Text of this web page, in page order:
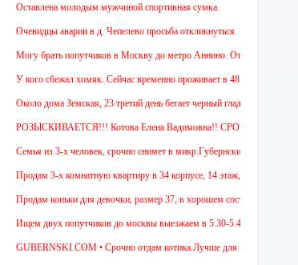
Оставлена молодым мужчиной спортивная сумка.
Очевидцы аварии в д. Чепелево просьба откликнуться.
Могу брать попутчиков в Москву до метро Аннино. Отъезд 6.45 от
У кого сбежал хомяк. Сейчас временно проживает в 48 квартире (9
Около дома Земская, 23 третий день бегает черный гладкошерстый
РОЗЫСКИВАЕТСЯ!!! Котова Елена Вадимовна!! СРОЧНО
Семья из 3-х человек, срочно снимет в микр.Губернский 1 или 2-х
Продам 3-х комнатную квартиру в 34 корпусе, 14 этаж, общ. пл. 88 м.
Продам коньки для девочки, размер 37, в хорошем состоянии.
Ищем двух попутчиков до москвы выезжаем в 5.30-5.45 и обратно в
GUBERNSKI.COM • Срочно отдам котика.Лучше для проживания в